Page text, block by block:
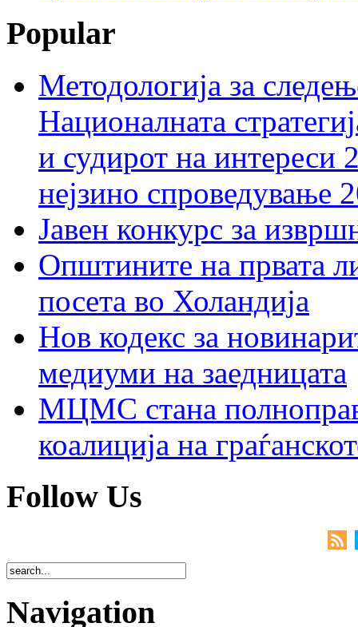
Popular
Методологија за
Националната
и судирот на интереси
нејзино спроведување
Јавен конкурс за
Општините на првата
посета во Холандија
Нов кодекс за
медиуми на заедницата
МЦМС стана
коалиција на
Follow Us
Navigation